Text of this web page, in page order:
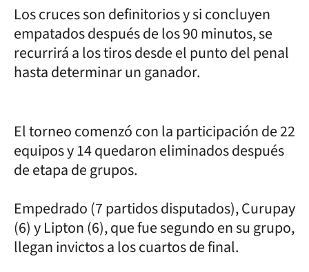
Los cruces son definitorios y si concluyen
empatados después de los 90 minutos, se
recurrirá a los tiros desde el punto del penal
hasta determinar un ganador.
El torneo comenzó con la participación de 22
equipos y 14 quedaron eliminados después
de etapa de grupos.
Empedrado (7 partidos disputados), Curupay
(6) y Lipton (6), que fue segundo en su grupo,
llegan invictos a los cuartos de final.